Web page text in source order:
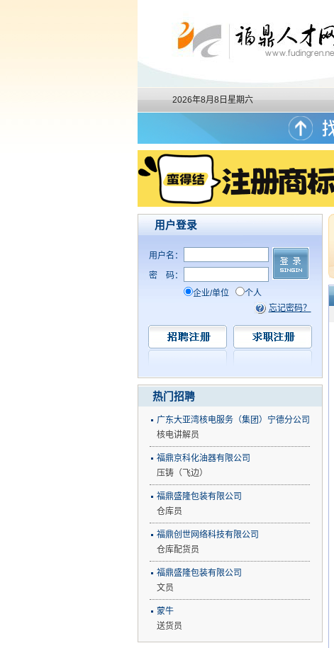
2026年8月8日星期六
用户登录
用户名：
密
码：
企业/单位
个人
忘记密码？
热门招聘
广东大亚湾核电服务（集团）宁德分公司
核电讲解员
福鼎京科化油器有限公司
压铸（飞边）
福鼎盛隆包装有限公司
仓库员
福鼎创世网络科技有限公司
仓库配货员
福鼎盛隆包装有限公司
文员
蒙牛
送货员